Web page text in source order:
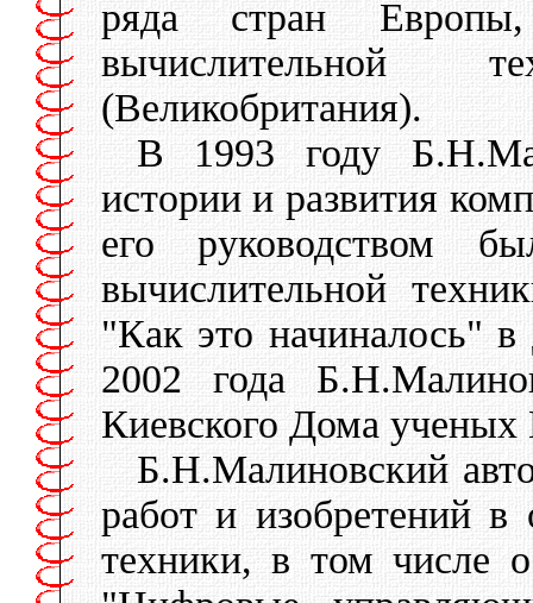
ряда стран
вычислительной
(Великобритания).
В 1993 году
истории и развития
его руководством
вычислительной
"Как это начиналось"
2002 года
Киевского Дома
Б.Н.Малиновский
работ и изобретений
техники, в том числе